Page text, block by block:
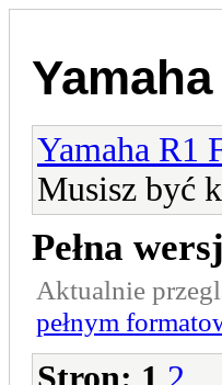
Yamaha R1
Musisz być
Pełna
Aktualnie
pełnym